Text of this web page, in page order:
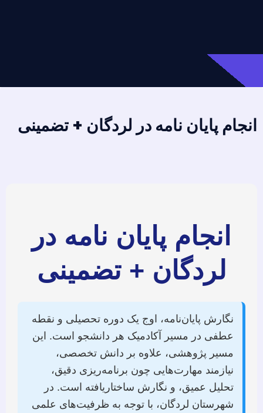
انجام پایان نامه در لردگان + تضمینی
انجام پایان نامه در
لردگان + تضمینی
نگارش پایان‌نامه، اوج یک دوره تحصیلی و نقطه
عطفی در مسیر آکادمیک هر دانشجو است. این
مسیر پژوهشی، علاوه بر دانش تخصصی،
نیازمند مهارت‌هایی چون برنامه‌ریزی دقیق،
تحلیل عمیق، و نگارش ساختاریافته است. در
شهرستان لردگان، با توجه به ظرفیت‌های علمی